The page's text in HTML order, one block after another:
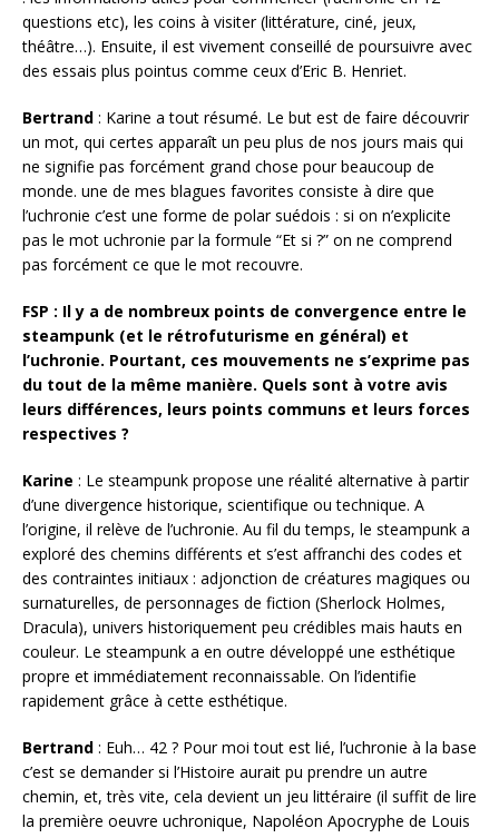
questions etc), les coins à visiter (littérature, ciné, jeux,
théâtre…). Ensuite, il est vivement conseillé de poursuivre avec
des essais plus pointus comme ceux d’Eric B. Henriet.
Bertrand : Karine a tout résumé. Le but est de faire découvrir
un mot, qui certes apparaît un peu plus de nos jours mais qui
ne signifie pas forcément grand chose pour beaucoup de
monde. une de mes blagues favorites consiste à dire que
l’uchronie c’est une forme de polar suédois : si on n’explicite
pas le mot uchronie par la formule “Et si ?” on ne comprend
pas forcément ce que le mot recouvre.
FSP : Il y a de nombreux points de convergence entre le
steampunk (et le rétrofuturisme en général) et
l’uchronie. Pourtant, ces mouvements ne s’exprime pas
du tout de la même manière. Quels sont à votre avis
leurs différences, leurs points communs et leurs forces
respectives ?
Karine : Le steampunk propose une réalité alternative à partir
d’une divergence historique, scientifique ou technique. A
l’origine, il relève de l’uchronie. Au fil du temps, le steampunk a
exploré des chemins différents et s’est affranchi des codes et
des contraintes initiaux : adjonction de créatures magiques ou
surnaturelles, de personnages de fiction (Sherlock Holmes,
Dracula), univers historiquement peu crédibles mais hauts en
couleur. Le steampunk a en outre développé une esthétique
propre et immédiatement reconnaissable. On l’identifie
rapidement grâce à cette esthétique.
Bertrand : Euh… 42 ? Pour moi tout est lié, l’uchronie à la base
c’est se demander si l’Histoire aurait pu prendre un autre
chemin, et, très vite, cela devient un jeu littéraire (il suffit de lire
la première oeuvre uchronique, Napoléon Apocryphe de Louis